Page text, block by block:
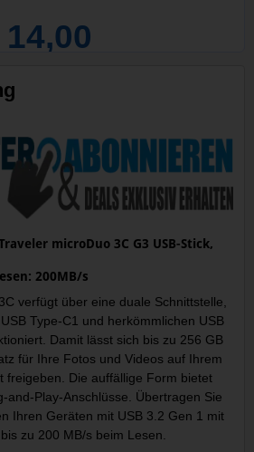
14,00
microDuo 3C G3 USB-Stick,
200MB/s
verfügt über eine duale Schnittstelle,
Type-C1 und herkömmlichen USB
Damit lässt sich bis zu 256 GB
für Ihre Fotos und Videos auf Ihrem
freigeben. Die auffällige Form bietet
and-Play-Anschlüsse. Übertragen Sie
Ihren Geräten mit USB 3.2 Gen 1 mit
zu 200 MB/s beim Lesen.